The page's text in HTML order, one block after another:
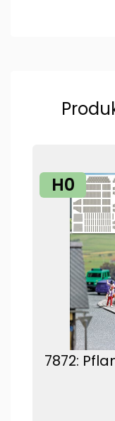
H0
7872: